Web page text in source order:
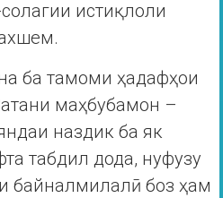
истиқлоли
ба тамоми ҳадафҳои
маҳбубамон –
наздик ба як
табдил дода, нуфузу
байналмилалӣ боз ҳам